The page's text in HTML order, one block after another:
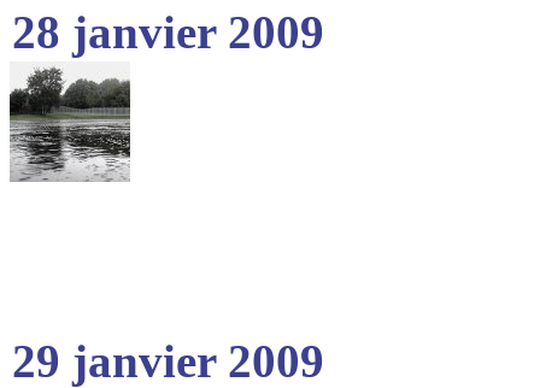
28 janvier 2009
29 janvier 2009